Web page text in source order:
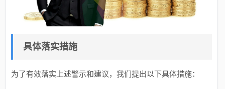
具体落实措施
为了有效落实上述警示和建议，我们提出以下具体措施：